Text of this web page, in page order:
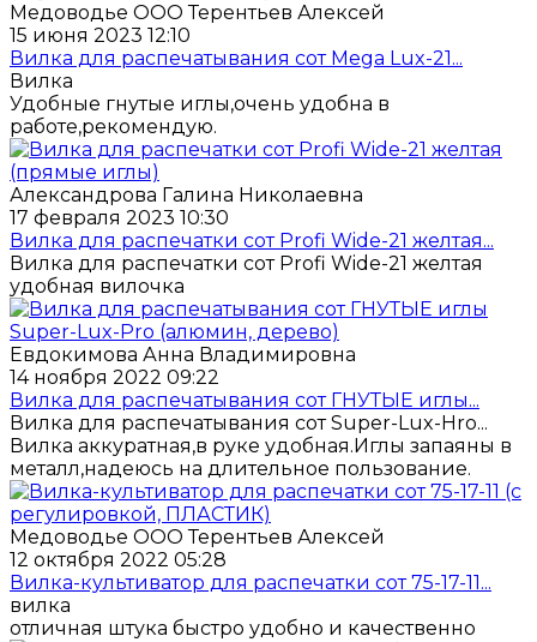
Медоводье ООО Терентьев Алексей
15 июня 2023 12:10
Вилка для распечатывания сот Mega Lux-21...
Вилка
Удобные гнутые иглы,очень удобна в
работе,рекомендую.
Александрова Галина Николаевна
17 февраля 2023 10:30
Вилка для распечатки сот Profi Wide-21 желтая...
Вилка для распечатки сот Profi Wide-21 желтая
удобная вилочка
Евдокимова Анна Владимировна
14 ноября 2022 09:22
Вилка для распечатывания сот ГНУТЫЕ иглы...
Вилка для распечатывания сот Super-Lux-Hro...
Вилка аккуратная,в руке удобная.Иглы запаяны в
металл,надеюсь на длительное пользование.
Медоводье ООО Терентьев Алексей
12 октября 2022 05:28
Вилка-культиватор для распечатки сот 75-17-11...
вилка
отличная штука быстро удобно и качественно